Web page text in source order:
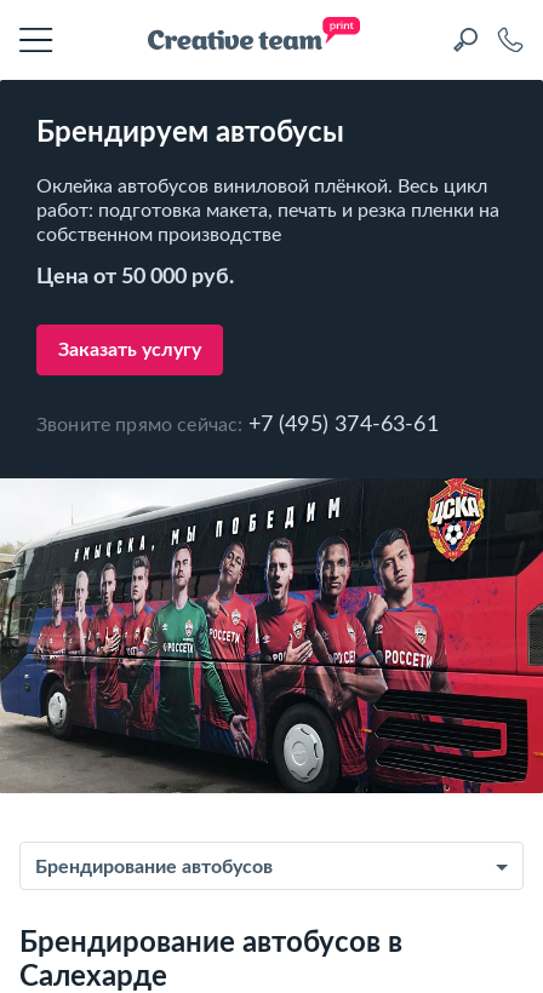
Брендируем автобусы
Оклейка автобусов виниловой плёнкой. Весь цикл
работ: подготовка макета, печать и резка пленки на
собственном производстве
Цена от 50 000 руб.
Заказать услугу
Звоните прямо сейчас: +7 (495) 374-63-61
Брендирование автобусов
Брендирование автобусов в
Салехарде